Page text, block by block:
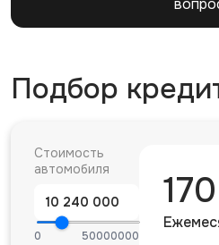
Подбор
Стоимость
автомобиля
0 50000000